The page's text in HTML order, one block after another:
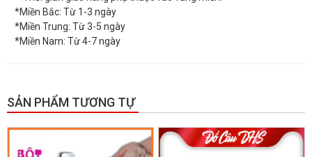
*Miền Bắc: Từ 1-3 ngày
*Miền Trung: Từ 3-5 ngày
*Miền Nam: Từ 4-7 ngày
SẢN PHẨM TƯƠNG TỰ
GIẢM GIÁ!